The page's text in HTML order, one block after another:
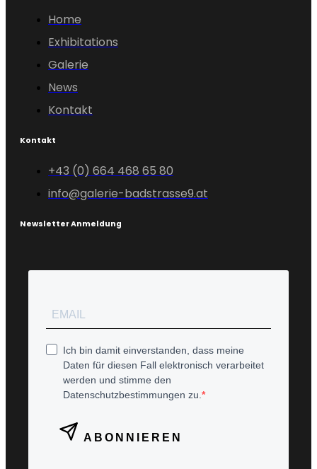
Home
Exhibitations
Galerie
News
Kontakt
Kontakt
+43 (0) 664 468 65 80
info@galerie-badstrasse9.at
Newsletter Anmeldung
Ich bin damit einverstanden, dass meine
Daten für diesen Fall elektronisch verarbeitet
werden und stimme den
Datenschutzbestimmungen zu.
ABONNIEREN